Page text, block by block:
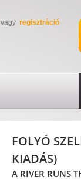
vagy regisztráció
FOLYÓ
KIADÁS)
A RIVER RUNS